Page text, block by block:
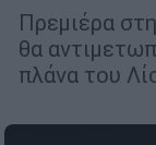
Πρεμιέρα
θα
πλάνα του